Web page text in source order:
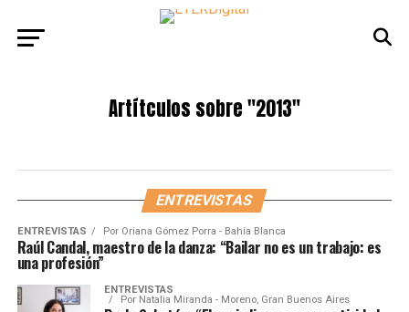
Artítculos sobre"2013"
ENTREVISTAS
ENTREVISTAS Por Oriana Gómez Porra - Bahía Blanca
Raúl Candal, maestro de la danza: “Bailar no es un trabajo: es
una profesión”
ENTREVISTAS
Por Natalia Miranda - Moreno, Gran Buenos Aires